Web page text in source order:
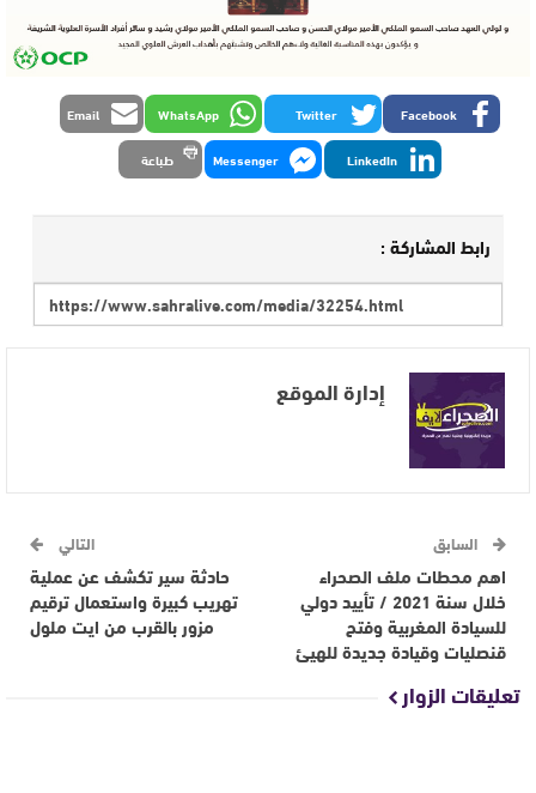
Facebook
Twitter
WhatsApp
Email
LinkedIn
Messenger طباعة
رابط المشاركة :
إدارة الموقع
السابق
اهم محطات ملف الصحراء
خلال سنة 2021 / تأييد دولي
للسيادة المغربية وفتح
قنصليات وقيادة جديدة للهيئ
التالي
حادثة سير تكشف عن عملية
تهريب كبيرة واستعمال ترقيم
مزور بالقرب من ايت ملول
تعليقات الزوار